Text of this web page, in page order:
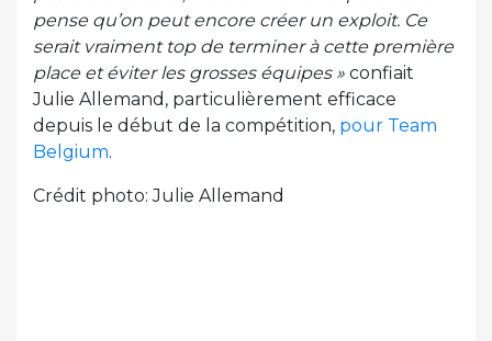
pense qu’on peut encore créer un exploit. Ce
serait vraiment top de terminer à cette première
place et éviter les grosses équipes » confiait
Julie Allemand, particulièrement efficace
depuis le début de la compétition, pour Team
Belgium.
Crédit photo: Julie Allemand